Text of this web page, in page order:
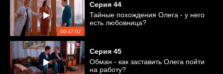
00:47:02
Серия 44
Тайные похождения Олега - у него
есть любовница?
Серия 45
Обман - как заставить Олега пойти
на работу?